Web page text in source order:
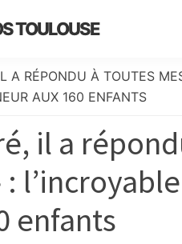
TOULOUSE
A RÉPONDU À TOUTES
AUX 160 ENFANTS
il a
enfants